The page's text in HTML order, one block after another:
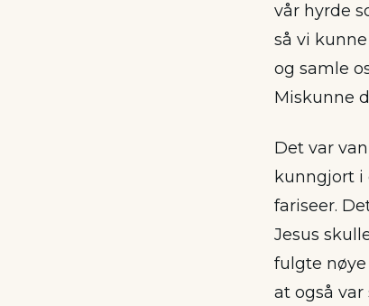
vår hyrde
så vi
og samle
Miskunne
Det var
kunngjort i
fariseer.
Jesus
fulgte
at også